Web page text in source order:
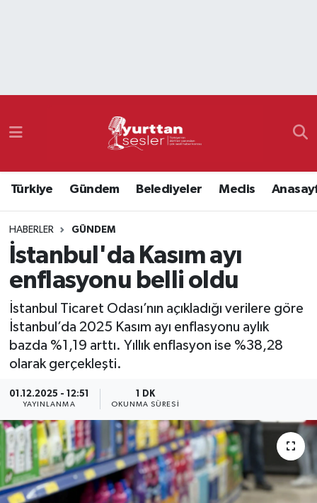
Türkiye Gündem Belediyeler Meclis
HABERLER GÜNDEM
İstanbul'da Kasım ayı
enflasyonu belli oldu
İstanbul Ticaret Odası’nın açıkladığı verilere göre
İstanbul’da 2025 Kasım ayı enflasyonu aylık
bazda %1,19 arttı. Yıllık enflasyon ise %38,28
olarak gerçekleşti.
01.12.2025 - 12:51
YAYINLANMA
1 DK
OKUNMA SÜRESI
Namaz Vakitleri
Süper Lig Puan Durumu ve Fikstür
Tüm Manşetler
Son Dakika Haberleri
Haber Arşivi